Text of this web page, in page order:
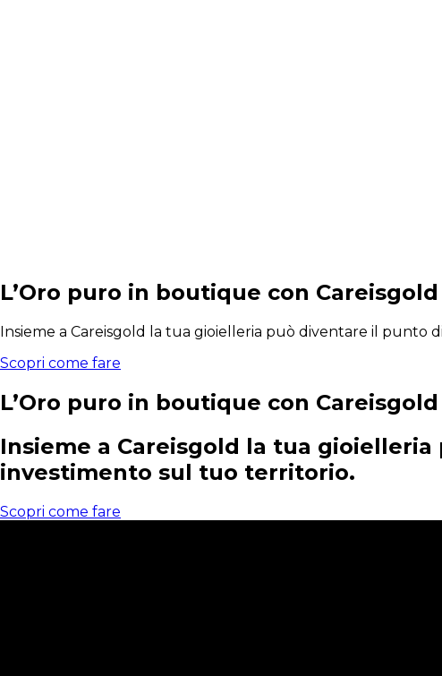
L’Oro puro in boutique con Careisgold
Insieme a Careisgold la tua gioielleria può diventare il
Scopri come fare
L’Oro puro in boutique con Careisgold
Insieme a Careisgold la tua
investimento sul tuo territorio.
Scopri come fare